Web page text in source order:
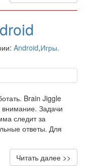
Android,Игры.
Brain Jiggle
внимание. Задачи
следит за
ответы. Для
Читать далее >>